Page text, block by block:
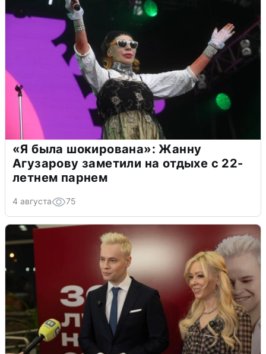
«Я была шокирована»: Жанну
Агузарову заметили на отдыхе с 22-
летнем парнем
4 августа 75